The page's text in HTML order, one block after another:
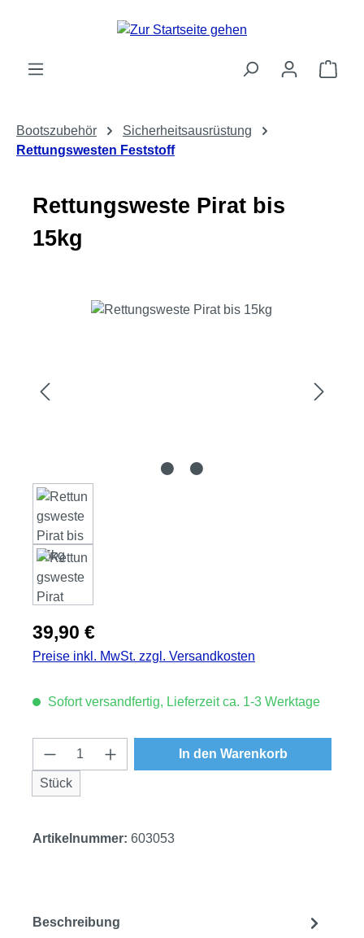
Zum Hauptinhalt springen
Bootszubehör
Sicherheitsausrüstung
Rettungswesten Feststoff
Rettungsweste Pirat bis
15kg
Bildergalerie überspringen
Regulärer Preis:
39,90 €
Preise inkl. MwSt. zzgl. Versandkosten
Sofort versandfertig, Lieferzeit ca. 1-3 Werktage
Produkt Anzahl: Gib den gewünschten
Stück
In den Warenkorb
Artikelnummer: 603053
Beschreibung